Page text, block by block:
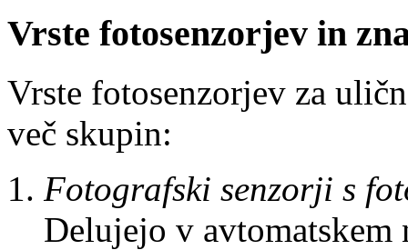
Vrste fotosenzorjev in
Vrste fotosenzorjev za
več skupin:
Fotografski senzorji s
Delujejo v avtomatskem